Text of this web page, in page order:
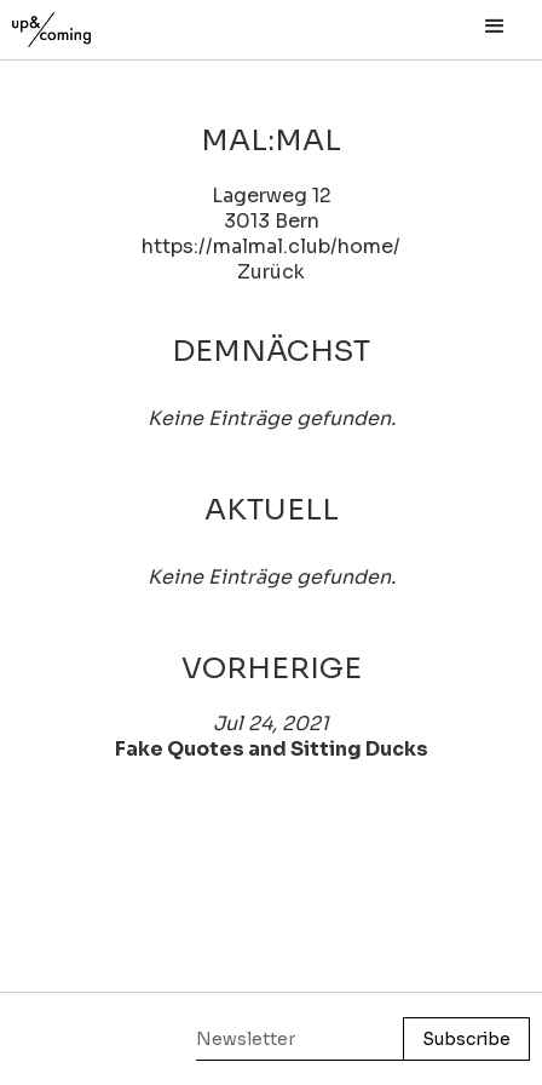
MAL:MAL
Lagerweg 12
3013 Bern
https://malmal.club/home/
Zurück
DEMNÄCHST
Keine Einträge gefunden.
AKTUELL
Keine Einträge gefunden.
VORHERIGE
Jul 24, 2021
Fake Quotes and Sitting Ducks